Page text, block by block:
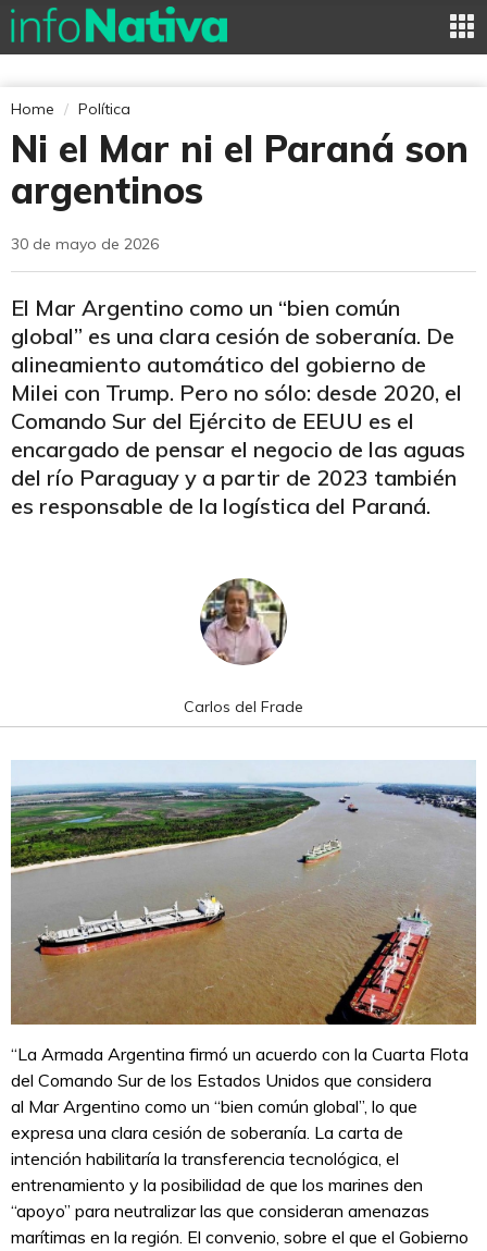
Home Política
Ni el Mar ni el Paraná son
argentinos
30 de mayo de 2026
El Mar Argentino como un “bien común
global” es una clara cesión de soberanía. De
alineamiento automático del gobierno de
Milei con Trump. Pero no sólo: desde 2020, el
Comando Sur del Ejército de EEUU es el
encargado de pensar el negocio de las aguas
del río Paraguay y a partir de 2023 también
es responsable de la logística del Paraná.
Carlos del Frade
“La Armada Argentina firmó un acuerdo con la Cuarta Flota
del Comando Sur de los Estados Unidos que considera
al Mar Argentino como un “bien común global”, lo que
expresa una clara cesión de soberanía. La carta de
intención habilitaría la transferencia tecnológica, el
entrenamiento y la posibilidad de que los marines den
“apoyo” para neutralizar las que consideran amenazas
marítimas en la región. El convenio, sobre el que el Gobierno